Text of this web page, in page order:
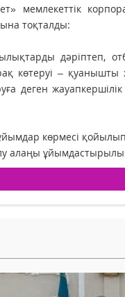
мемлекеттік
тоқталды:
дәріптеп,
көтеруі –
деген
көрмесі
алаңы